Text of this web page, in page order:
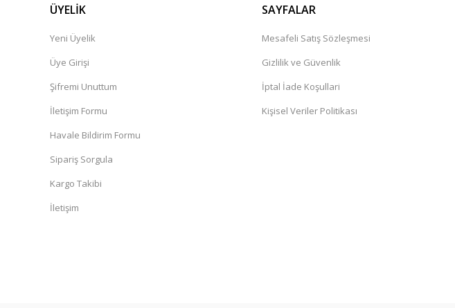
ÜYELİK
Yeni Üyelik
Üye Girişi
Şifremi Unuttum
İletişim Formu
Havale Bildirim Formu
Sipariş Sorgula
Kargo Takibi
İletişim
SAYFALAR
Mesafeli Satış Sözleşmesi
Gizlilik ve Güvenlik
İptal İade Koşullari
Kişisel Veriler Politikası